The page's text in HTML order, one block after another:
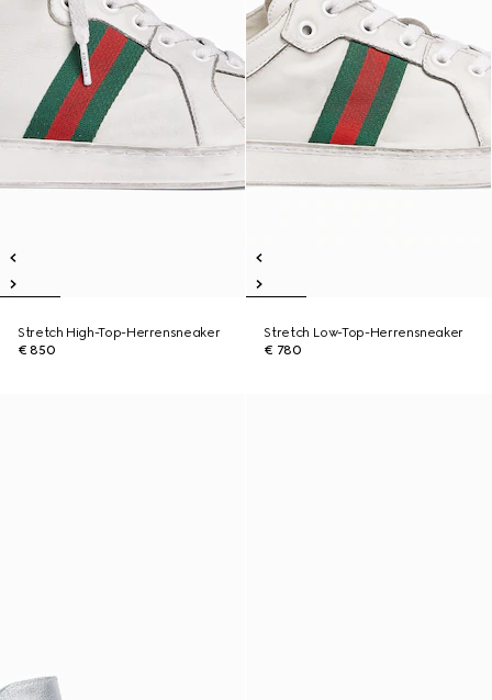
Stretch High-Top-Herrensneaker
€ 850
Stretch Low-Top-Herrensneaker
€ 780